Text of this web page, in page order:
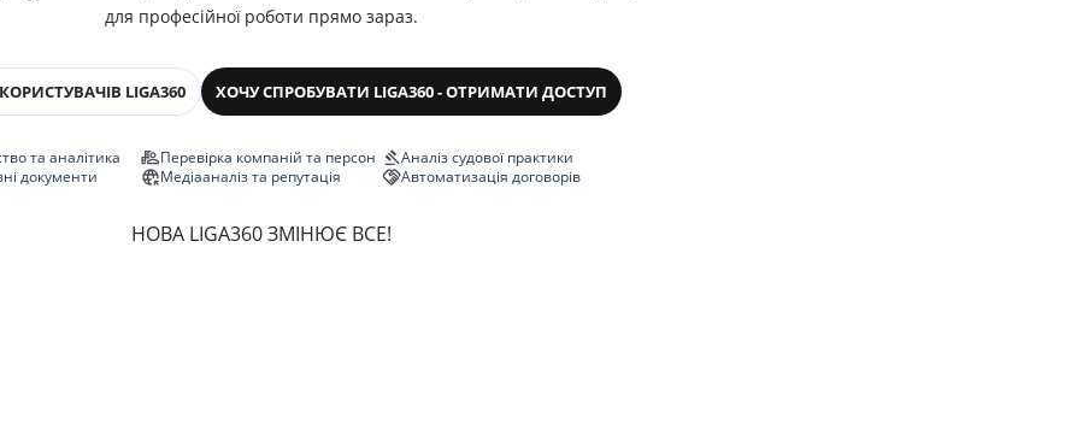
для професійної роботи прямо зараз.
LIGA360 ХОЧУ СПРОБУВАТИ LIGA360 - ОТРИМАТИ ДОСТУП
та аналітика
документи
Перевірка компаній та персон
Медіааналіз та репутація
Аналіз судової практики
Автоматизація договорів
НОВА LIGA360 ЗМІНЮЄ ВСЕ!